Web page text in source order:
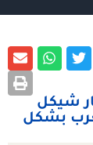
يخسر 30-40 مليار شيكل
بشكل